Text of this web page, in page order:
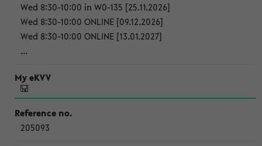
Wed 8:30-10:00 in W0-135 [25.11.2026]
Wed 8:30-10:00 ONLINE [09.12.2026]
Wed 8:30-10:00 ONLINE [13.01.2027]
...
205093